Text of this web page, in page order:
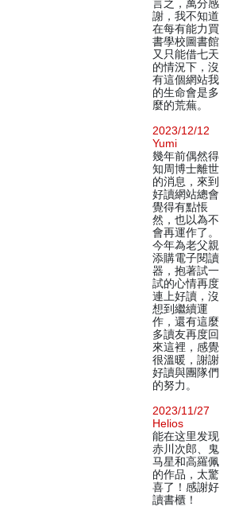
言之，萬分感
謝，我不知道
在每有能力買
書學校圖書館
又只能借七天
的情況下，沒
有這個網站我
的生命會是多
麼的荒蕪。
2023/12/12
Yumi
幾年前偶然得
知周博士離世
的消息，來到
好讀網站總會
覺得有點悵
然，也以為不
會再運作了。
今年為老父親
添購電子閱讀
器，抱著試一
試的心情再度
連上好讀，沒
想到繼續運
作，還有這麼
多讀友再度回
來這裡，感覺
很溫暖，謝謝
好讀與團隊們
的努力。
2023/11/27
Helios
能在这里发现
赤川次郎、鬼
马星和高羅佩
的作品，太驚
喜了！感謝好
讀書櫃！